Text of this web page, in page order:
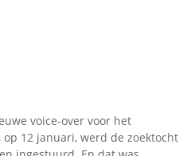
voice-over voor het
12 januari, werd de zoektocht